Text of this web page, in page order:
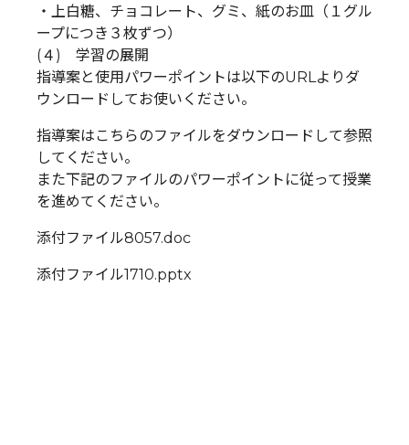
・上白糖、チョコレート、グミ、紙のお皿（１グル
ープにつき３枚ずつ）
(４) 学習の展開
指導案と使用パワーポイントは以下のURLよりダ
ウンロードしてお使いください。
指導案はこちらのファイルをダウンロードして参照
してください。
また下記のファイルのパワーポイントに従って授業
を進めてください。
添付ファイル8057.doc
添付ファイル1710.pptx